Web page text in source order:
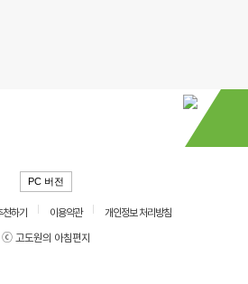
PC 버전
천하기 이용약관
개인정보 처리방침
ⓒ 고도원의 아침편지